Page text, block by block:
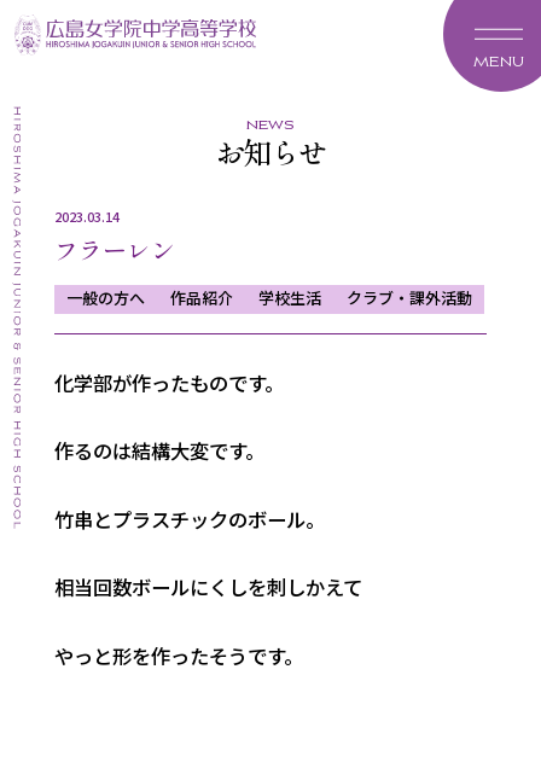
MENU
news
お知らせ
2023.03.14
フラーレン
一般の方へ 作品紹介 学校生活 クラブ・課外活動
化学部が作ったものです。
作るのは結構大変です。
竹串とプラスチックのボール。
相当回数ボールにくしを刺しかえて
やっと形を作ったそうです。